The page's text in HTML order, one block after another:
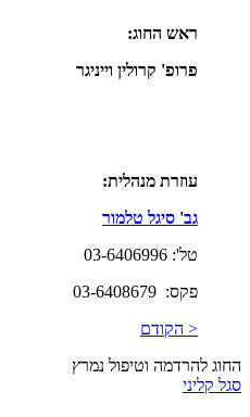
ראש החוג:
פרופ' קרולין וייניגר
עוזרת מנהלית:
גב' סיגל טלמור
טל': 03-6406996
פקס: 03-6408679
< הקודם
החוג להרדמה וטיפול נמרץ
סגל קליני